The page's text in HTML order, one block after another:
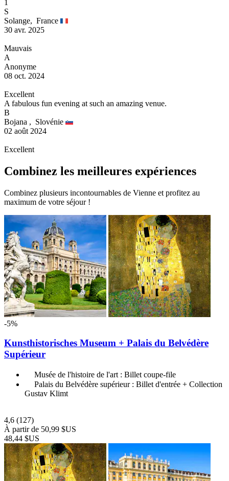
1
S
Solange, France
30 avr. 2025
Mauvais
A
Anonyme
08 oct. 2024
Excellent
A fabulous fun evening at such an amazing venue.
B
Bojana , Slovénie
02 août 2024
Excellent
Combinez les meilleures expériences
Combinez plusieurs incontournables de Vienne et profitez au
maximum de votre séjour !
-5%
Kunsthistorisches Museum + Palais du Belvédère
Supérieur
Musée de l'histoire de l'art : Billet coupe-file
Palais du Belvédère supérieur : Billet d'entrée + Collection
Gustav Klimt
4,6 (127)
À partir de 50,99 $US
48,44 $US